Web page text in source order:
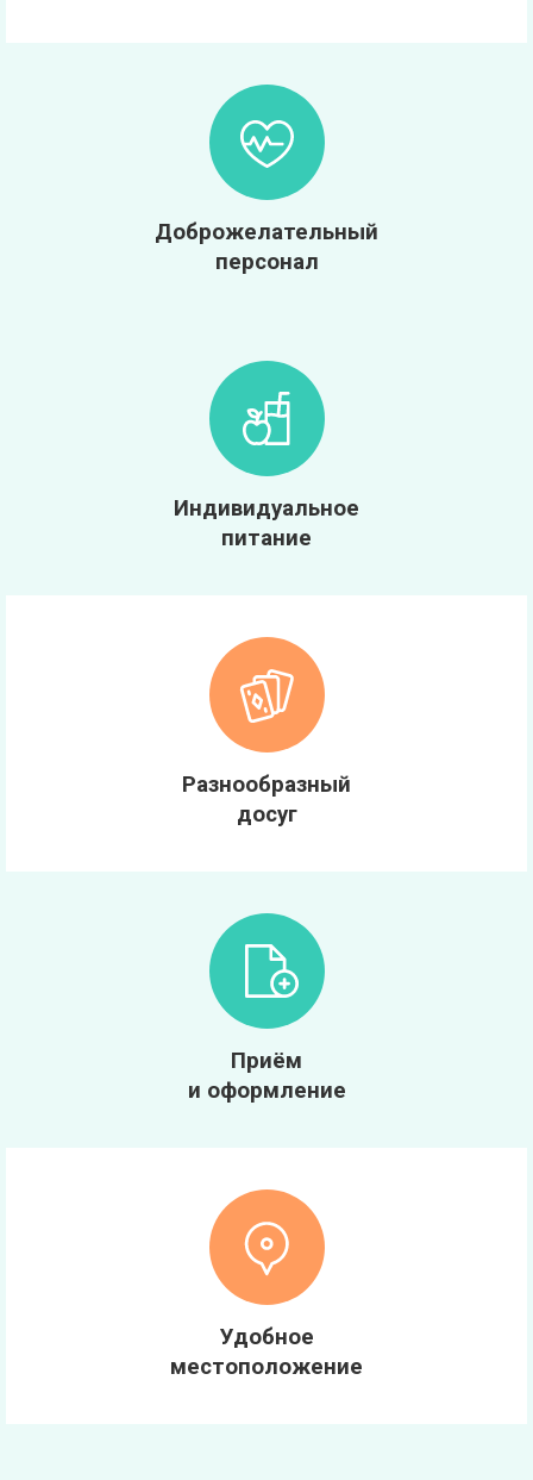
Доброжелательный
персонал
Индивидуальное
питание
Разнообразный
досуг
Приём
и оформление
Удобное
местоположение